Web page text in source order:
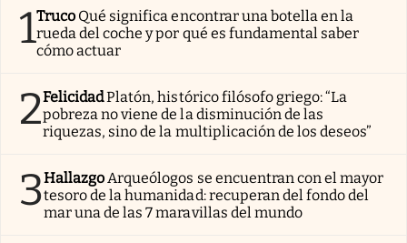
1Truco Qué significa encontrar una botella en la
rueda del coche y por qué es fundamental saber
cómo actuar
2FelicidadPlatón, histórico filósofo griego: “La
pobreza no viene de la disminución de las
riquezas, sino de la multiplicación de los deseos”
3Hallazgo Arqueólogos se encuentran con el mayor
tesoro de la humanidad: recuperan del fondo del
mar una de las 7 maravillas del mundo